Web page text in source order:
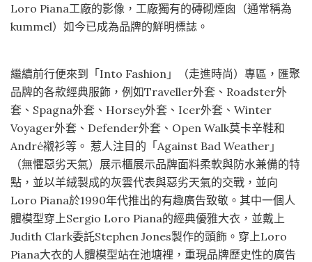
Loro Piana工廠的影像，工廠獨有的磚砌煙囪（通常稱為
kummel）如今已成為品牌的鮮明標誌。
繼續前行便來到「Into Fashion」（走進時尚）專區，匯聚
品牌的各款經典服飾，例如Traveller外套、Roadster外
套、Spagna外套、Horsey外套、Icer外套、Winter
Voyager外套、Defender外套、Open Walk莫卡辛鞋和
André襯衫等。 惹人注目的「Against Bad Weather」
（無懼惡劣天氣）展示櫃展示品牌面料柔軟與防水兼備的特
點，並以羊絨製成的灰雲代表與惡劣天氣的交戰，並向
Loro Piana於1990年代推出的有趣廣告致敬。其中一個人
體模型穿上Sergio Loro Piana的經典優雅大衣，並戴上
Judith Clark委託Stephen Jones製作的頭飾。穿上Loro
Piana大衣的人體模型站在池塘裡，重現品牌歷史性的廣告